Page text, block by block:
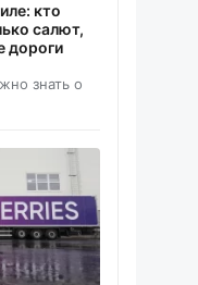
кто
салют,
дороги
знать о